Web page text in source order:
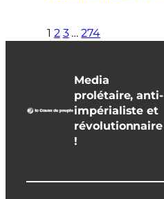
1 2 3 … 274
Media
prolétaire, anti-
impérialiste et
révolutionnaire
!